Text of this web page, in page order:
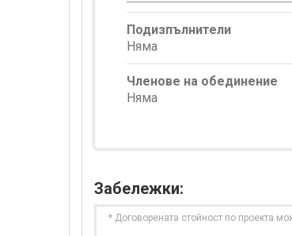
Подизпълнители
Няма
Членове на обединение
Няма
Забележки:
* Договорената стойност по проекта